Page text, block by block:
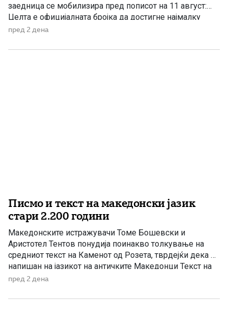
заедница се мобилизира пред пописот на 11 август:
Целта е официјалната бројка да достигне најмалку
200.000 лица со македонско потекло „Во графата за
‘Македонија’, за јазикот што го зборувате дома
пред 2 дена
Писмо и текст на македонски јазик
стари 2.200 години
Македонските истражувачи Томе Бошевски и
Аристотел Тентов понудија поинакво толкување на
средниот текст на Каменот од Розета, тврдејќи дека е
напишан на јазикот на античките Македонци Текст на
египетски камен во местото Розета е дешифриран
научници академик Томе Бошевски и проф. Аристотел
пред 2 дена